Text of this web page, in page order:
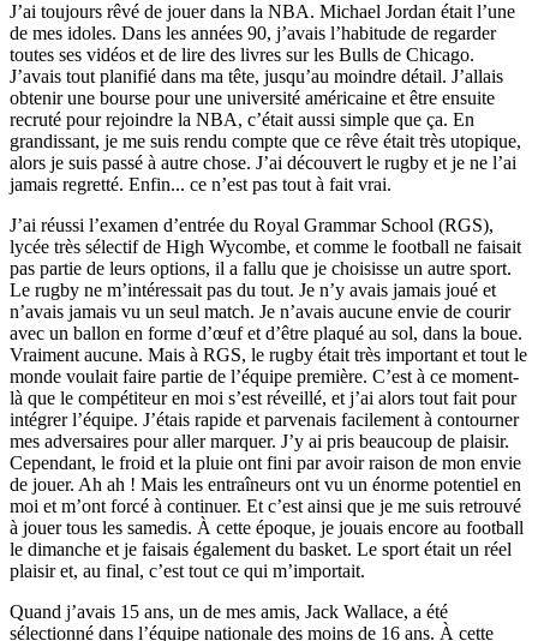
J’ai toujours rêvé de jouer dans la NBA. Michael Jordan était l’une
de mes idoles. Dans les années 90, j’avais l’habitude de regarder
toutes ses vidéos et de lire des livres sur les Bulls de Chicago.
J’avais tout planifié dans ma tête, jusqu’au moindre détail. J’allais
obtenir une bourse pour une université américaine et être ensuite
recruté pour rejoindre la NBA, c’était aussi simple que ça. En
grandissant, je me suis rendu compte que ce rêve était très utopique,
alors je suis passé à autre chose. J’ai découvert le rugby et je ne l’ai
jamais regretté. Enfin... ce n’est pas tout à fait vrai.
J’ai réussi l’examen d’entrée du Royal Grammar School (RGS),
lycée très sélectif de High Wycombe, et comme le football ne faisait
pas partie de leurs options, il a fallu que je choisisse un autre sport.
Le rugby ne m’intéressait pas du tout. Je n’y avais jamais joué et
n’avais jamais vu un seul match. Je n’avais aucune envie de courir
avec un ballon en forme d’œuf et d’être plaqué au sol, dans la boue.
Vraiment aucune. Mais à RGS, le rugby était très important et tout le
monde voulait faire partie de l’équipe première. C’est à ce moment-
là que le compétiteur en moi s’est réveillé, et j’ai alors tout fait pour
intégrer l’équipe. J’étais rapide et parvenais facilement à contourner
mes adversaires pour aller marquer. J’y ai pris beaucoup de plaisir.
Cependant, le froid et la pluie ont fini par avoir raison de mon envie
de jouer. Ah ah ! Mais les entraîneurs ont vu un énorme potentiel en
moi et m’ont forcé à continuer. Et c’est ainsi que je me suis retrouvé
à jouer tous les samedis. À cette époque, je jouais encore au football
le dimanche et je faisais également du basket. Le sport était un réel
plaisir et, au final, c’est tout ce qui m’importait.
Quand j’avais 15 ans, un de mes amis, Jack Wallace, a été
sélectionné dans l’équipe nationale des moins de 16 ans. À cette